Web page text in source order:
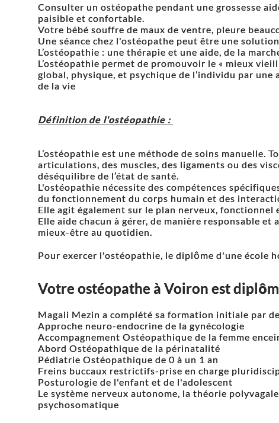
Consulter un ostéopathe pendant une grossesse
paisible et confortable.
Votre bébé souffre de maux de ventre, pleure
Une séance chez l'ostéopathe peut être une
L’ostéopathie : une thérapie et une aide, de la
L’ostéopathie permet de promouvoir le « mieux
global, physique, et psychique de l’individu par
de la vie
Définition de l'ostéopathie :
L’ostéopathie est une méthode de soins manuelle.
articulations, des muscles, des ligaments ou des
déséquilibre de l’état de santé.
L'ostéopathie nécessite des compétences
du fonctionnement du corps humain et des
Elle agit également sur le plan nerveux, fonctionnel
Elle aide chacun à gérer, de manière responsable et
mieux-être au quotidien.
Pour exercer l'ostéopathie, le diplôme d'une école
Votre ostéopathe à Voiron est
Magali Mezin a complété sa formation initiale par
Approche neuro-endocrine de la gynécologie
Accompagnement Ostéopathique de la femme
Abord Ostéopathique de la périnatalité
Pédiatrie Ostéopathique de 0 à un 1 an
Freins buccaux restrictifs-prise en charge
Posturologie de l'enfant et de l'adolescent
Le système nerveux autonome, la théorie
psychosomatique